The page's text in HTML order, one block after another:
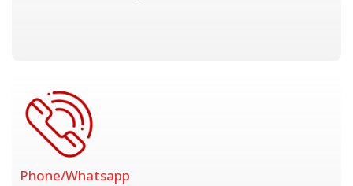
Phone/Whatsapp